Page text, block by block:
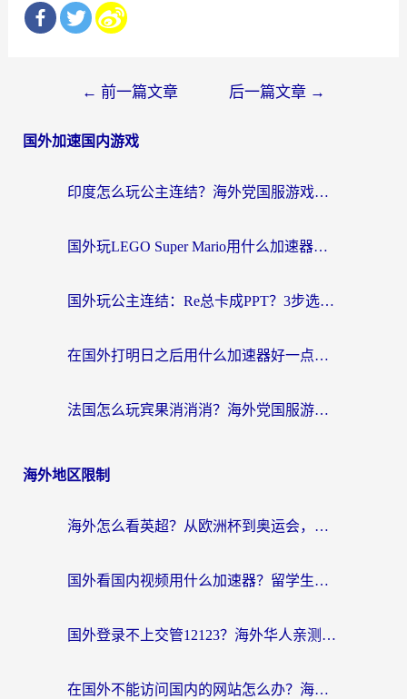
导
← 前一篇文章 后一篇文章 →
国外加速国内游戏
印度怎么玩公主连结？海外党国服游戏加速终极指南（附仙境传说RO重生细胞优化技巧）
国外玩LEGO Super Mario用什么加速器？2026海外玩家亲测有效指南
国外玩公主连结：Re总卡成PPT？3步选对加速器，畅玩国服无压力
在国外打明日之后用什么加速器好一点？海外玩家亲测有效的国服游戏加速指南
法国怎么玩宾果消消消？海外党国服游戏加速器终极指南（附漫威召唤与合成解决办法）
海外地区限制
海外怎么看英超？从欧洲杯到奥运会，一份让你不卡壳的中文解说观看指南
国外看国内视频用什么加速器？留学生和海外华人的实用指南
国外登录不上交管12123？海外华人亲测有效的回国加速器选择指南
在国外不能访问国内的网站怎么办？海外党必看的无缝回国上网指南